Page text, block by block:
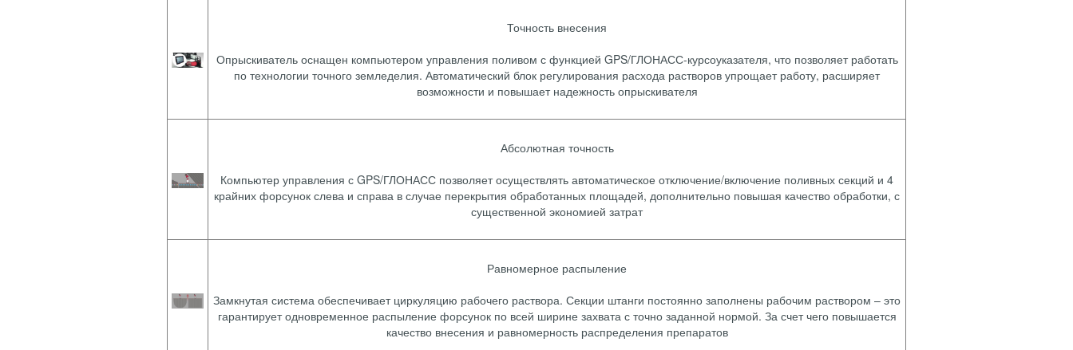
Точность внесения
Опрыскиватель оснащен компьютером управления поливом с функцией GPS/ГЛОНАСС-курсоуказателя, что позволяет работать
по технологии точного земледелия. Автоматический блок регулирования расхода растворов упрощает работу, расширяет
возможности и повышает надежность опрыскивателя
Абсолютная точность
Компьютер управления с GPS/ГЛОНАСС позволяет осуществлять автоматическое отключение/включение поливных секций и 4
крайних форсунок слева и справа в случае перекрытия обработанных площадей, дополнительно повышая качество обработки, с
существенной экономией затрат
Равномерное распыление
Замкнутая система обеспечивает циркуляцию рабочего раствора. Секции штанги постоянно заполнены рабочим раствором – это
гарантирует одновременное распыление форсунок по всей ширине захвата с точно заданной нормой. За счет чего повышается
качество внесения и равномерность распределения препаратов